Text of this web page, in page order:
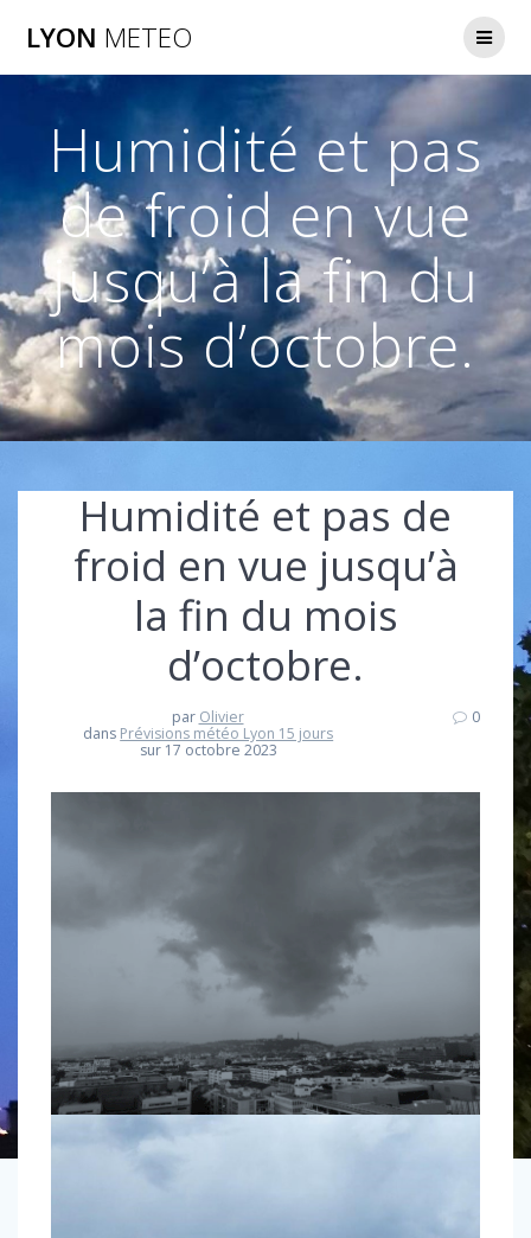
LYON METEO
Humidité et pas
de froid en vue
jusqu’à la fin du
mois d’octobre.
Humidité et pas de
froid en vue jusqu’à
la fin du mois
d’octobre.
par Olivier
dans Prévisions météo Lyon 15 jours
sur 17 octobre 2023
0